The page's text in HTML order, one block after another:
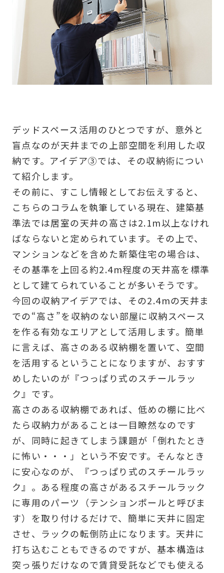
デッドスペース活用のひとつですが、意外と
盲点なのが天井までの上部空間を利用した収
納です。アイデア③では、その収納術につい
て紹介します。
その前に、すこし情報としてお伝えすると、
こちらのコラムを執筆している現在、建築基
準法では居室の天井の高さは2.1m以上なけれ
ばならないと定められています。その上で、
マンションなどを含めた新築住宅の場合は、
その基準を上回る約2.4m程度の天井高を標準
として建てられていることが多いそうです。
今回の収納アイデアでは、その2.4mの天井ま
での“高さ”を収納のない部屋に収納スペース
を作る有効なエリアとして活用します。簡単
に言えば、高さのある収納棚を置いて、空間
を活用するということになりますが、おすす
めしたいのが『つっぱり式のスチールラッ
ク』です。
高さのある収納棚であれば、低めの棚に比べ
たら収納力があることは一目瞭然なのです
が、同時に起きてしまう課題が「倒れたとき
に怖い・・・」という不安です。そんなとき
に安心なのが、『つっぱり式のスチールラッ
ク』。ある程度の高さがあるスチールラック
に専用のパーツ（テンションポールと呼びま
す）を取り付けるだけで、簡単に天井に固定
させ、ラックの転倒防止になります。天井に
打ち込むこともできるのですが、基本構造は
突っ張りだけなので賃貸受託などでも使える